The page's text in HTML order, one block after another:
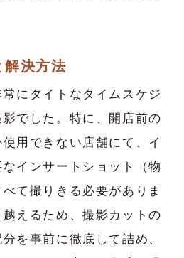
解決方法
にタイトなタイムスケジ
でした。特に、開店前の
用できない店舗にて、イ
インサートショット（物
て撮りきる必要がありま
えるため、撮影カットの
を事前に徹底して詰め、